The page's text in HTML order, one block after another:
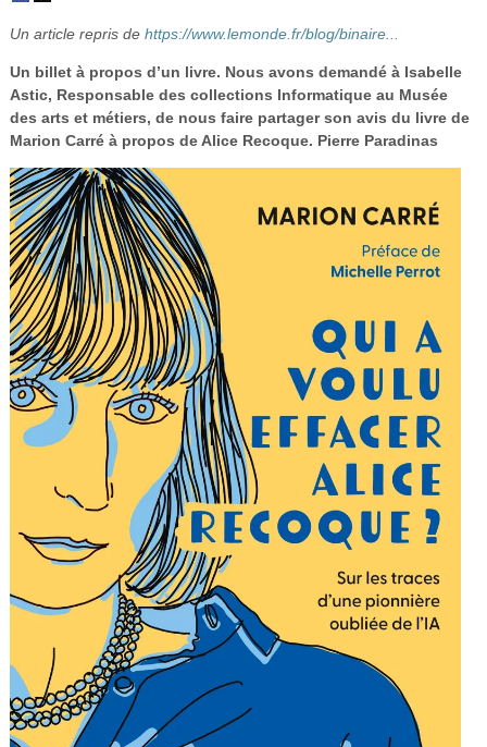
Vidéos
S’inscrire
Un article repris de https://www.lemonde.fr/blog/binaire...
Un billet à propos d’un livre. Nous avons demandé à Isabelle
Astic, Responsable des collections Informatique au Musée
des arts et métiers, de nous faire partager son avis du livre de
Marion Carré à propos de Alice Recoque. Pierre Paradinas